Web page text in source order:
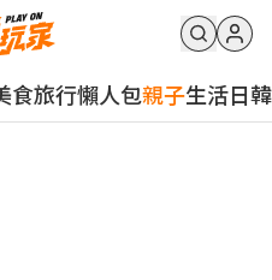
食旅行懶人包親子生活日韓